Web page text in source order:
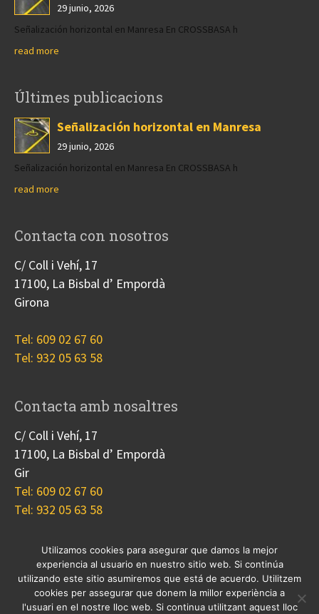
29 junio, 2026
Señalización horizontal en Manresa En CROSSBASA h
read more
Últimes publicacions
Señalización horizontal en Manresa
29 junio, 2026
Señalización horizontal en Manresa En CROSSBASA h
read more
Contacta con nosotros
C/ Coll i Vehí, 17
17100, La Bisbal d’ Empordà
Girona
Tel: 609 02 67 60
Tel: 932 05 63 58
Contacta amb nosaltres
C/ Coll i Vehí, 17
17100, La Bisbal d’ Empordà
Gir
Tel: 609 02 67 60
Tel: 932 05 63 58
Nosotros Proyectos Blog
Contacto
Cookies
Utilizamos cookies para asegurar que damos la mejor
experiencia al usuario en nuestro sitio web. Si continúa
utilizando este sitio asumiremos que está de acuerdo. Utilitzem
cookies per assegurar que donem la millor experiència a
l'usuari en el nostre lloc web. Si continua utilitzant aquest lloc